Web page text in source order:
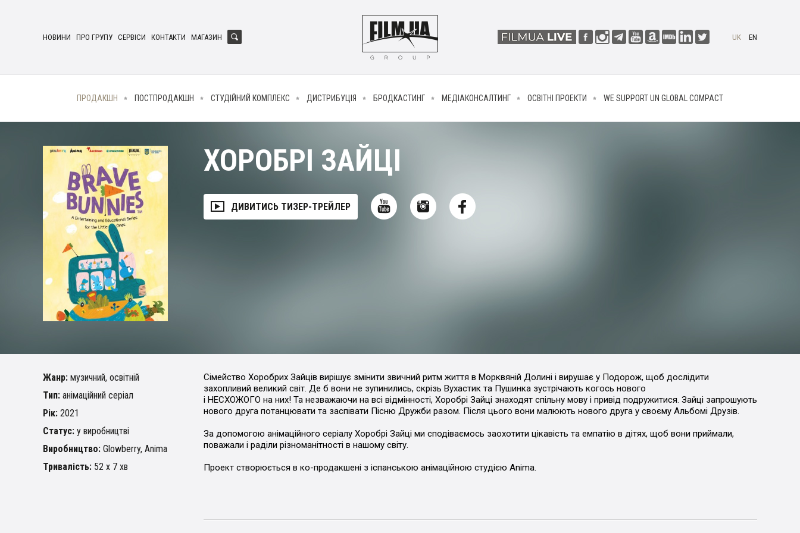
НОВИНИ ПРО ГРУПУ СЕРВІСИ КОНТАКТИ МАГАЗИН UK EN
ПРОДАКШН ПОСТПРОДАКШН СТУДІЙНИЙ КОМПЛЕКС ДИСТРИБУЦІЯ БРОДКАСТИНГ МЕДІАКОНСАЛТИНГ ОСВІТНІ ПРОЕКТИ WE SUPPORT UN GLOBAL COMPACT
ХОРОБРІ ЗАЙЦІ
ДИВИТИСЬ ТИЗЕР-ТРЕЙЛЕР
Жанр: музичний, освітній
Тип: анімаційний серіал
Рік: 2021
Статус: у виробництві
Виробництво: Glowberry, Anima
Тривалість: 52 х 7 хв
Сімейство Хоробрих Зайців вирішує змінити звичний ритм життя в Морквяній Долині і вирушає у Подорож, щоб дослідити
захопливий великий світ. Де б вони не зупинились, скрізь Вухастик та Пушинка зустрічають когось нового
і НЕСХОЖОГО на них! Та незважаючи на всі відмінності, Хоробрі Зайці знаходят спільну мову і привід подружитися. Зайці запрошують
нового друга потанцювати та заспівати Пісню Дружби разом. Після цього вони малюють нового друга у своєму Альбомі Друзів.
За допомогою анімаційного серіалу Хоробрі Зайці ми сподіваємось заохотити цікавість та емпатію в дітях, щоб вони приймали,
поважали і раділи різноманітності в нашому світу.
Проект створюється в ко-продакшені з іспанською анімаційною студією Anima.